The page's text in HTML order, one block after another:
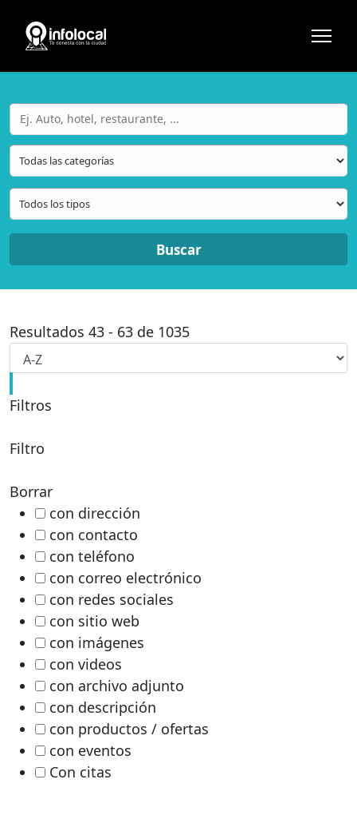
Buscar
Resultados 43 - 63 de 1035
Filtros
Filtro
Borrar
con dirección
con contacto
con teléfono
con correo electrónico
con redes sociales
con sitio web
con imágenes
con videos
con archivo adjunto
con descripción
con productos / ofertas
con eventos
Con citas